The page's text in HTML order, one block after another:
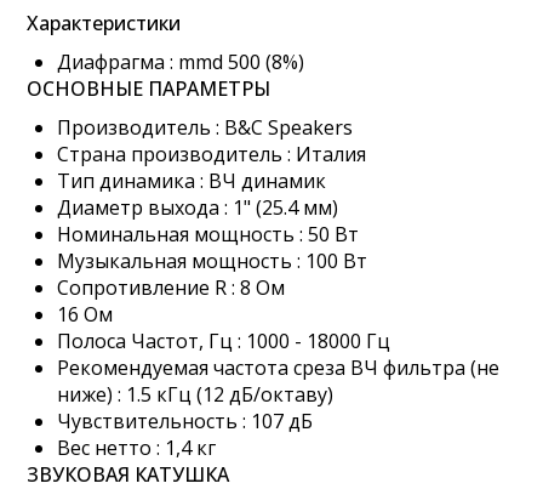
Характеристики
Диафрагма : mmd 500 (8%)
ОСНОВНЫЕ ПАРАМЕТРЫ
Производитель : B&C Speakers
Страна производитель : Италия
Тип динамика : ВЧ динамик
Диаметр выхода : 1" (25.4 мм)
Номинальная мощность : 50 Вт
Музыкальная мощность : 100 Вт
Сопротивление R : 8 Ом
16 Ом
Полоса Частот, Гц : 1000 - 18000 Гц
Рекомендуемая частота среза ВЧ фильтра (не
ниже) : 1.5 кГц (12 дБ/октаву)
Чувствительность : 107 дБ
Вес нетто : 1,4 кг
ЗВУКОВАЯ КАТУШКА